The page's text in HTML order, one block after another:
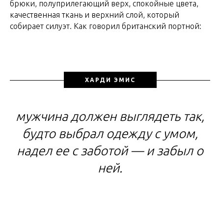
брюки, полуприлегающий верх, спокойные цвета,
качественная ткань и верхний слой, который
собирает силуэт. Как говорил британский портной:
ХАРДИ ЭМИС
мужчина должен выглядеть так,
будто выбрал одежду с умом,
надел ее с заботой — и забыл о
ней.